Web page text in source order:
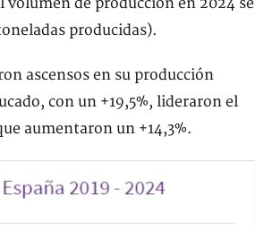
de producción en 2024 se
producidas).
ascensos en su producción
con un +19,5%, lideraron el
aumentaron un +14,3%.